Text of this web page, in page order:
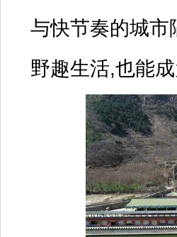
与快节奏的城市
野趣生活,也能